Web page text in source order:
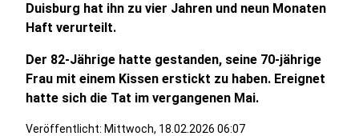
Duisburg hat ihn zu vier Jahren und neun Monaten
Haft verurteilt.
Der 82-Jährige hatte gestanden, seine 70-jährige
Frau mit einem Kissen erstickt zu haben. Ereignet
hatte sich die Tat im vergangenen Mai.
Veröffentlicht: Mittwoch, 18.02.2026 06:07